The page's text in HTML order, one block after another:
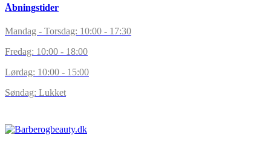
Åbningstider
Mandag - Torsdag: 10:00 - 17:30
Fredag: 10:00 - 18:00
Lørdag: 10:00 - 15:00
Søndag: Lukket